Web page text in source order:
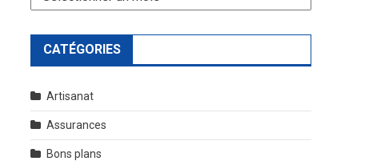
CATÉGORIES
Artisanat
Assurances
Bons plans